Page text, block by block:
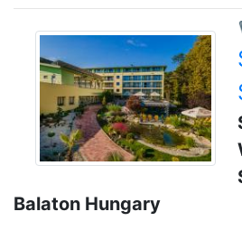
Balaton Hungary